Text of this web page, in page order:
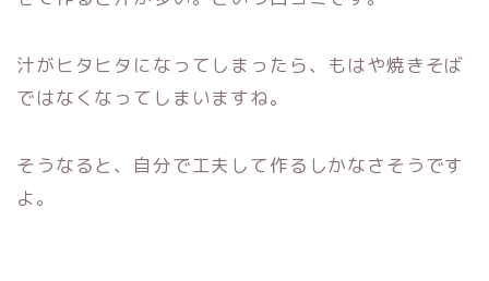
汁がヒタヒタになってしまったら、もはや焼きそば
ではなくなってしまいますね。
そうなると、自分で工夫して作るしかなさそうです
よ。